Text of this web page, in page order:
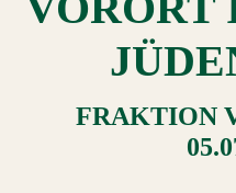
FRAKTION